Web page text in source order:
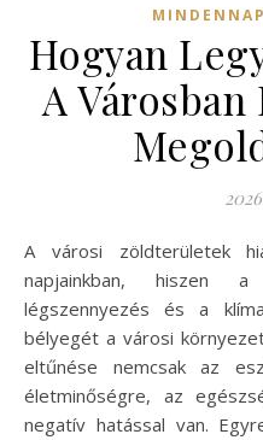
Hogyan
A
A városi zöldterületek hiánya komoly kihívást jelent
napjainkban, hiszen
légszennyezés és a
bélyegét a városi
eltűnése nemcsak az
életminőségre, az
negatív hatással van.